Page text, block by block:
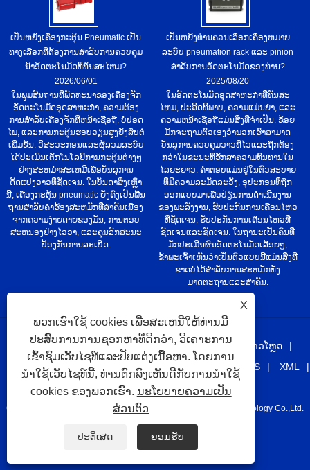
ເປັນຫຍັງເຄື່ອງກະຕຸ້ນ Pneumatic ເປັນ
ທາງເລືອກທີ່ຕ້ອງການສໍາລັບການຄວບຄຸມ
ນ້ໍາອັດຕະໂນມັດທີ່ທັນສະໄຫມ?
2026/06/01
ໃນພູມສັນຖານທີ່ພັດທະນາຂອງເຄື່ອງຈັກ
ອັດຕະໂນມັດອຸດສາຫະກໍາ, ຄວາມຕ້ອງ
ການສໍາລັບເຄື່ອງຈັກທີ່ຫນ້າເຊື່ອຖື, ບໍ່ປອດ
ໄພ, ແລະການກະຕຸ້ນຮອບວຽນສູງຍັງສືບຕໍ່
ເພີ່ມຂຶ້ນ. ວິສະວະກອນແລະຜູ້ລວມລະບົບ
ໄດ້ປະເມີນເຕັກໂນໂລຢີການກະຕຸ້ນຕ່າງໆ
ຢ່າງສະຫມໍ່າສະເຫມີເພື່ອບັນລຸການ
ດັດແປງວາວທີ່ຊັດເຈນ. ໃນບັນດາສິ່ງເຫຼົ່າ
ນີ້, ເຄື່ອງກະຕຸ້ນ pneumatic ຍັງຄົງເປັນພື້ນ
ຖານສໍາລັບຄໍາຮ້ອງສະຫມັກທີ່ສໍາຄັນເນື່ອງ
ຈາກຄວາມງ່າຍດາຍຂອງມັນ, ການຕອບ
ສະຫນອງຢ່າງໄວວາ, ແລະຄຸນລັກສະນະ
ປ້ອງກັນການລະເບີດ.
ເປັນຫຍັງທ່ານຄວນເລືອກເຄື່ອງຫມາຍ
ລະບົບ pneumation rack ແລະ pinion
ສໍາລັບການອັດຕະໂນມັດຂອງທ່ານ?
2025/08/20
ໃນອັດຕະໂນມັດອຸດສາຫະກໍາທີ່ທັນສະ
ໄຫມ, ປະສິດທິພາບ, ຄວາມແມ່ນຍໍາ, ແລະ
ຄວາມຫນ້າເຊື່ອຖືແມ່ນສິ່ງທີ່ຈໍາເປັນ. ຂ້ອຍ
ມັກຈະຖາມຕົວເອງວ່າພວກເຮົາສາມາດ
ບັນລຸການຄວບຄຸມວາວທີ່ໄວແລະຖືກຕ້ອງ
ກວ່າໃນຂະນະທີ່ຮັກສາຄວາມທົນທານໃນ
ໄລຍະຍາວ. ຄໍາຕອບແມ່ນຢູ່ໃນຕົວສະບາຍ
ທີ່ມີຄວາມລະມັດລະວັງ, ອຸປະກອນທີ່ຖືກ
ອອກແບບມາເພື່ອປ່ຽນການດໍາເນີນງານ
ຂອງພະລັງງານ, ຮັບປະກັນການເຄື່ອນໄຫວ
ທີ່ຊັດເຈນ, ຮັບປະກັນການເຄື່ອນໄຫວທີ່
ຊັດເຈນແລະຊັດເຈນ. ໃນຖານະເປັນຄົນທີ່
ມັກປະເມີນຜົນອັດຕະໂນມັດເລື້ອຍໆ,
ຂ້າພະເຈົ້າເຫັນວ່າເປັນຕົວແບບນີ້ແມ່ນສິ່ງທີ່
ຂາດບໍ່ໄດ້ສໍາລັບການສະຫມັກທັງ
ມາດຕະຖານແລະສໍາຄັນ.
ບ້ານ ກ່ຽວ​ກັບ​ພວກ​ເຮົາ ຜະລິດຕະພັນ ຂ່າວ
ດາວໂຫຼດ
ສົ່ງສອບຖາມ
ຕິດ​ຕໍ່​ພວກ​ເຮົາ ລິ້ງຄ໌ Sitemap RSS
XML
Privacy Policy
Copyright © 2021 Taizhou Juhang Automation Equipement Technology Co.,Ltd.
X
ພວກເຮົາໃຊ້ cookies ເພື່ອສະເຫນີໃຫ້ທ່ານມີ
ປະສົບການການຊອກຫາທີ່ດີກວ່າ, ວິເຄາະການ
ເຂົ້າຊົມເວັບໄຊທ໌ແລະປັບແຕ່ງເນື້ອຫາ. ໂດຍການ
ນໍາໃຊ້ເວັບໄຊທ໌ນີ້, ທ່ານຕົກລົງເຫັນດີກັບການນໍາໃຊ້
cookies ຂອງພວກເຮົາ. ນະໂຍບາຍຄວາມເປັນ
ສ່ວນຕົວ
ປະຕິເສດ ຍອມຮັບ